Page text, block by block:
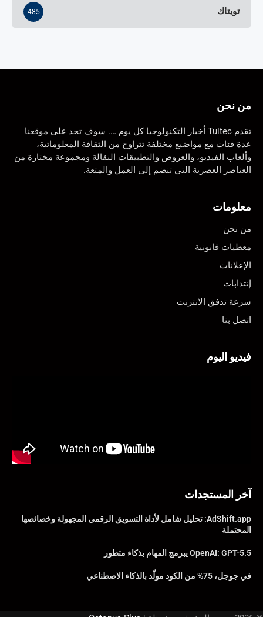
تويتاك 485
من نحن
تقدم Tuitec أخبار التكنولوجيا كل يوم …. سوف تجد على موقعنا
عدة فئات مع مواضيع مختلفة تتراوح من الثقافة المعلوماتية،
وألعاب الفيديو، والعروض والتطبيقات النقالة ومجموعة مختارة من
العناصر العصرية التي تنضم إلى العمل والمتعة.
معلومات
من نحن
معطيات قانونية
الإعلانات
إنتدابات
سرعة تدفق الانترنت
اتصل بنا
فيديو اليوم
آخر المستجدات
AdShift.app: تحليل شامل لأداة التسويق الرقمي المجهولة وخصائصها
المحتملة
OpenAI: GPT-5.5 يبرمج المهام بذكاء متطور
في جوجل، 75% من الكود مولّد بالذكاء الاصطناعي